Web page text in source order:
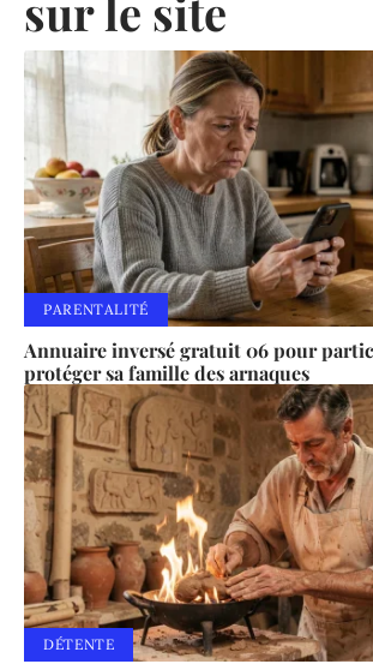
sur le site
PARENTALITÉ
Annuaire inversé gratuit 06 pour
protéger sa famille des arnaques
DÉTENTE